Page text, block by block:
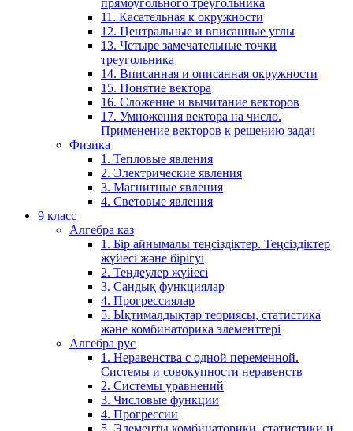
11. Касательная к окружности
12. Центральные и вписанные углы
13. Четыре замечательные точки
треугольника
14. Вписанная и описанная окружности
15. Понятие вектора
16. Сложение и вычитание векторов
17. Умножения вектора на число.
Применение векторов к решению задач
Физика
1. Тепловые явления
2. Электрические явления
3. Магнитные явления
4. Световые явления
9 класс
Алгебра каз
1. Бір айнымалы теңсіздіктер. Теңсіздіктер
жүйесі және бірігуі
2. Теңдеулер жүйесі
3. Сандық функциялар
4. Прогрессиялар
5. Ықтималдықтар теориясы, статистика
және комбинаторика элементтері
Алгебра рус
1. Неравенства с одной переменной.
Системы и совокупности неравенств
2. Системы уравнений
3. Числовые функции
4. Прогрессии
5. Элементы комбинаторики, статистики и